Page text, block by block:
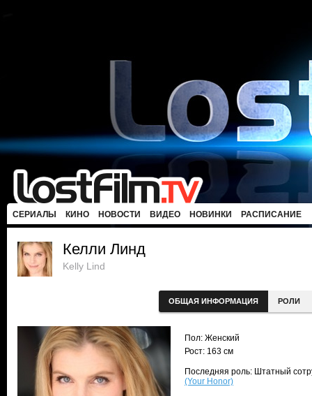
СЕРИАЛЫ КИНО НОВОСТИ ВИДЕО НОВИНКИ РАСПИСАНИЕ
Келли Линд
Kelly Lind
ОБЩАЯ ИНФОРМАЦИЯ РОЛИ
Пол: Женский
Рост: 163 см
Последняя роль: Штатный
(Your Honor)